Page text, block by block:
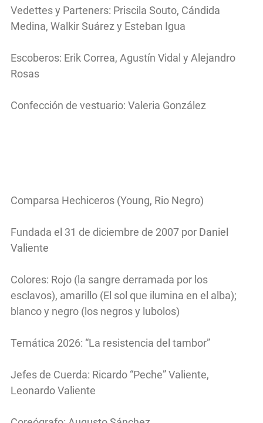
Vedettes y Parteners: Priscila Souto, Cándida
Medina, Walkir Suárez y Esteban Igua
Escoberos: Erik Correa, Agustín Vidal y Alejandro
Rosas
Confección de vestuario: Valeria González
Comparsa Hechiceros (Young, Rio Negro)
Fundada el 31 de diciembre de 2007 por Daniel
Valiente
Colores: Rojo (la sangre derramada por los
esclavos), amarillo (El sol que ilumina en el alba);
blanco y negro (los negros y lubolos)
Temática 2026: “La resistencia del tambor”
Jefes de Cuerda: Ricardo “Peche” Valiente,
Leonardo Valiente